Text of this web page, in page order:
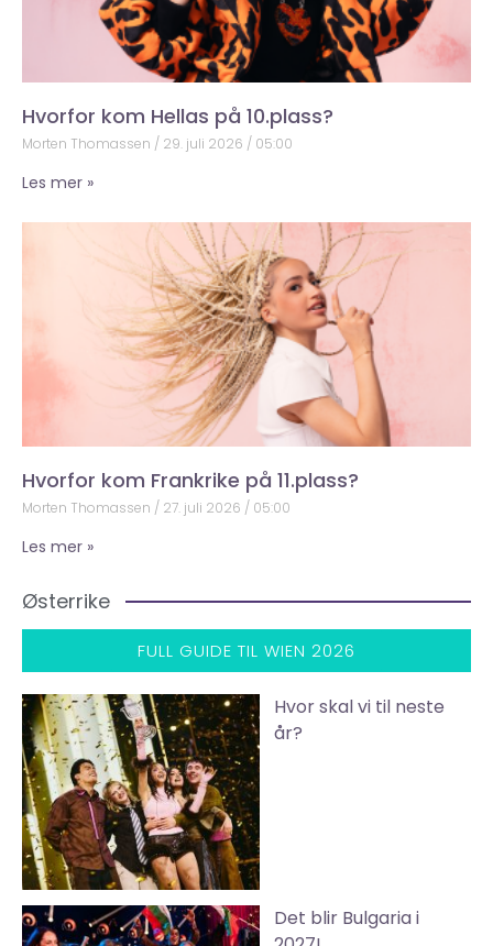
Hvorfor kom Hellas på 10.plass?
Morten Thomassen 29. juli 2026 05:00
Les mer »
Hvorfor kom Frankrike på 11.plass?
Morten Thomassen 27. juli 2026 05:00
Les mer »
Østerrike
FULL GUIDE TIL WIEN 2026
Hvor skal vi til neste
år?
Det blir Bulgaria i